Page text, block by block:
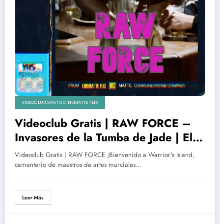
VIDEOCLUB GRATIS CINEMATTE FLIX
Videoclub Gratis | RAW FORCE –
Invasores de la Tumba de Jade | El
gran film de culto por fin en
CinematteFlix
Videoclub Gratis | RAW FORCE ¡Bienvenido a Warrior's Island,
cementerio de maestros de artes marciales…
Leer Más